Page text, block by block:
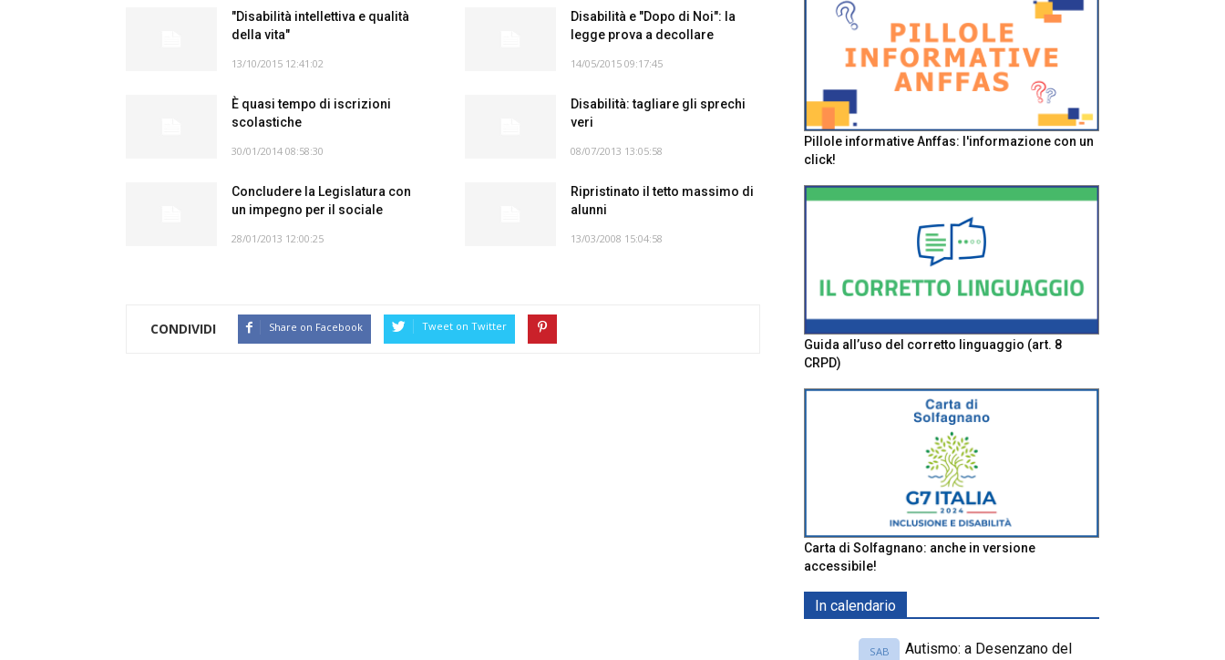
"Disabilità intellettiva e qualità
della vita"
13/10/2015 12:41:02
Disabilità e "Dopo di Noi": la
legge prova a decollare
14/05/2015 09:17:45
È quasi tempo di iscrizioni
scolastiche
30/01/2014 08:58:30
Disabilità: tagliare gli sprechi
veri
08/07/2013 13:05:58
Concludere la Legislatura con
un impegno per il sociale
28/01/2013 12:00:25
Ripristinato il tetto massimo di
alunni
13/03/2008 15:04:58
CONDIVIDI Share on Facebook Tweet on Twitter
Pillole informative Anffas: l'informazione con un
click!
Guida all’uso del corretto linguaggio (art. 8
CRPD)
Carta di Solfagnano: anche in versione
accessibile!
In calendario
SAB
Autismo: a Desenzano del